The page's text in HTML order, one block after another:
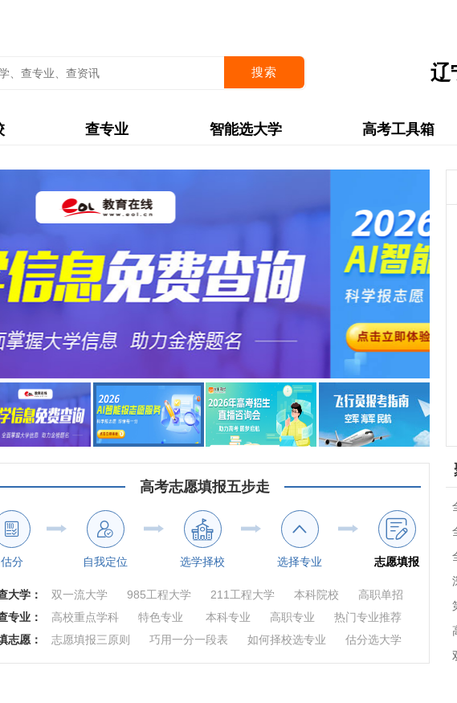
搜索 辽
查专业 智能选大学 高考工具箱
高考志愿填报五步走
估分 自我定位 选学择校 选择专业 志愿填报
大学： 双一流大学 985工程大学 211工程大学 本科院校
高职单招
专业：
高校重点学科 特色专业 本科专业 高职专业
热门专业推荐
志愿：
志愿填报三原则 巧用一分一段表 如何择校选专业 估分选大学